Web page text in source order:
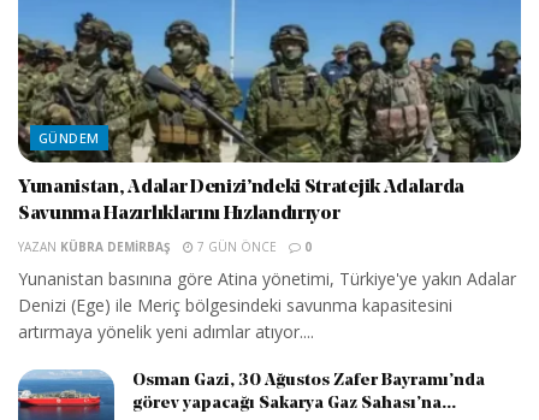
GÜNDEM
Yunanistan, Adalar Denizi’ndeki Stratejik Adalarda
Savunma Hazırlıklarını Hızlandırıyor
YAZAN KÜBRA DEMIRBAŞ 7 GÜN ÖNCE 0
Yunanistan basınına göre Atina yönetimi, Türkiye'ye yakın Adalar
Denizi (Ege) ile Meriç bölgesindeki savunma kapasitesini
artırmaya yönelik yeni adımlar atıyor....
Osman Gazi, 30 Ağustos Zafer Bayramı’nda
görev yapacağı Sakarya Gaz Sahası’na...